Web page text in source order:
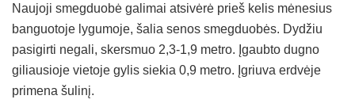
Naujoji smegduobė galimai atsivėrė prieš kelis mėnesius
banguotoje lygumoje, šalia senos smegduobės. Dydžiu
pasigirti negali, skersmuo 2,3-1,9 metro. Įgaubto dugno
giliausioje vietoje gylis siekia 0,9 metro. Įgriuva erdvėje
primena šulinį.